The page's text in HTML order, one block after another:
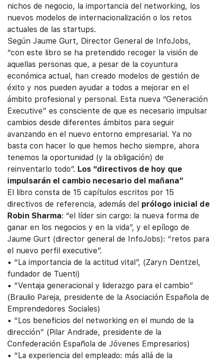
nichos de negocio, la importancia del networking, los
nuevos modelos de internacionalización o los retos
actuales de las startups.
Según Jaume Gurt, Director General de InfoJobs,
“con este libro se ha pretendido recoger la visión de
aquellas personas que, a pesar de la coyuntura
económica actual, han creado modelos de gestión de
éxito y nos pueden ayudar a todos a mejorar en el
ámbito profesional y personal. Esta nueva “Generación
Executive” es consciente de que es necesario impulsar
cambios desde diferentes ámbitos para seguir
avanzando en el nuevo entorno empresarial. Ya no
basta con hacer lo que hemos hecho siempre, ahora
tenemos la oportunidad (y la obligación) de
reinventarlo todo”. Los “directivos de hoy que
impulsarán el cambio necesario del mañana”
El libro consta de 15 capítulos escritos por 15
directivos de referencia, además del prólogo inicial de
Robin Sharma: “el líder sin cargo: la nueva forma de
ganar en los negocios y en la vida”, y el epílogo de
Jaume Gurt (director general de InfoJobs): “retos para
el nuevo perfil executive”.
• “La importancia de la actitud vital”, (Zaryn Dentzel,
fundador de Tuenti)
• “Ventaja generacional y liderazgo para el cambio”
(Braulio Pareja, presidente de la Asociación Española de
Emprendedores Sociales)
• “Los beneficios del networking en el mundo de la
dirección” (Pilar Andrade, presidente de la
Confederación Española de Jóvenes Empresarios)
• “La experiencia del empleado: más allá de la